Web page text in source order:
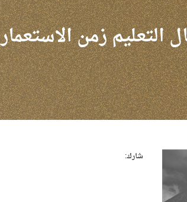
التعليم زمن الاستعمار
شارك: